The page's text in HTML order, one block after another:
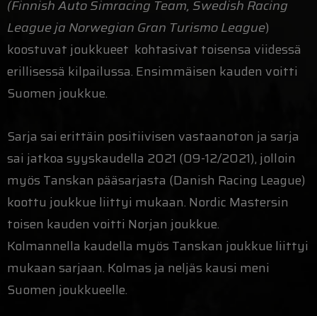
(Finnish Auto Simracing Team, Swedish Racing
League ja Norwegian Gran Turismo League)
koostuvat joukkueet kohtasivat toisensa viidessä
erillisessä kilpailussa. Ensimmäisen kauden voitti
Suomen joukkue.
Sarja sai erittäin positiivisen vastaanoton ja sarja
sai jatkoa syyskaudella 2021 (09-12/2021), jolloin
myös Tanskan pääsarjasta (Danish Racing League)
koottu joukkue liittyi mukaan. Nordic Mastersin
toisen kauden voitti Norjan joukkue.
Kolmannella kaudella myös Tanskan joukkue liittyi
mukaan sarjaan. Kolmas ja neljäs kausi meni
Suomen joukkueelle.